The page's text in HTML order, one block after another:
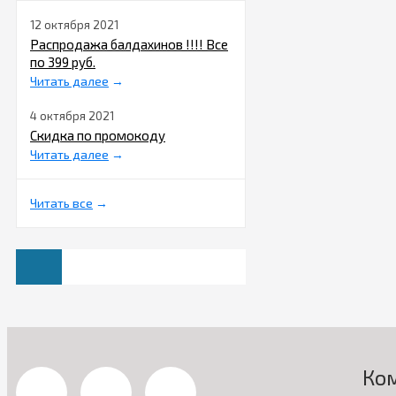
12 октября 2021
Распродажа балдахинов !!!! Все
по 399 руб.
Читать далее →
4 октября 2021
Скидка по промокоду
Читать далее →
Читать все →